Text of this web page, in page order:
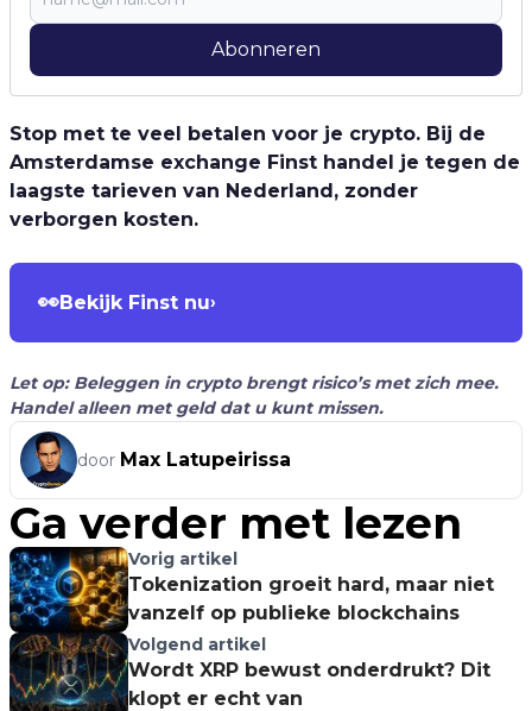
Abonneren
Stop met te veel betalen voor je crypto. Bij de
Amsterdamse exchange Finst handel je tegen de
laagste tarieven van Nederland, zonder
verborgen kosten.
👀Bekijk Finst nu›
Let op: Beleggen in crypto brengt risico’s met zich mee.
Handel alleen met geld dat u kunt missen.
door Max Latupeirissa
Ga verder met lezen
Vorig artikel
Tokenization groeit hard, maar niet
vanzelf op publieke blockchains
Volgend artikel
Wordt XRP bewust onderdrukt? Dit
klopt er echt van